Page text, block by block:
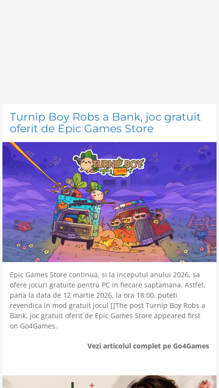
Turnip Boy Robs a Bank, joc gratuit
oferit de Epic Games Store
Epic Games Store continua, si la inceputul anului 2026, sa
ofere jocuri gratuite pentru PC in fiecare saptamana. Astfel,
pana la data de 12 martie 2026, la ora 18:00, puteti
revendica in mod gratuit jocul []The post Turnip Boy Robs a
Bank, joc gratuit oferit de Epic Games Store appeared first
on Go4Games.
Vezi articolul complet pe Go4Games